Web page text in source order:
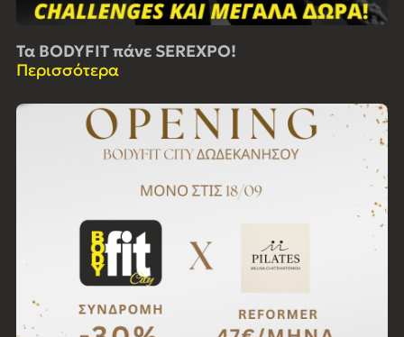
Τα BODYFIT πάνε SEREXPO!
Περισσότερα